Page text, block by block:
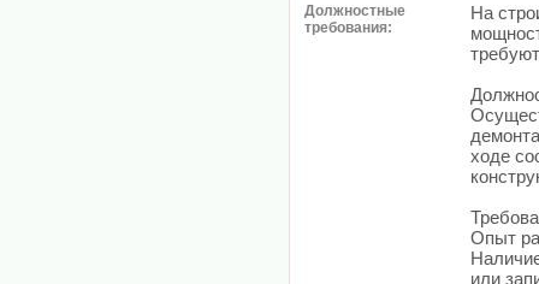
Должностные
требования:
На
ходе
Опыт
или